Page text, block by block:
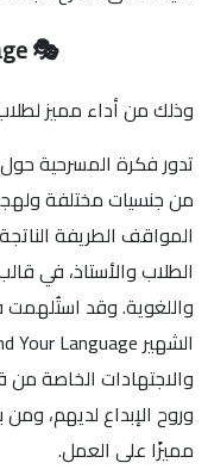
🎭 Mind Your Language
وذلك من أداء مميز
تدور فكرة المسرحية حول
من جنسيات مختلفة
المواقف الطريفة
الطلاب والأستاذ، في
واللغوية. وقد
والاجتهادات الخاصة من
وروح الإبداع لديهم،
مميزًا على العمل.